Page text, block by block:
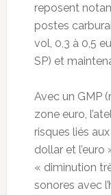
reposent
postes
vol, 0,3 à 0,5
SP) et
Avec un GMP
zone euro,
risques liés
dollar et
« diminution
sonores avec